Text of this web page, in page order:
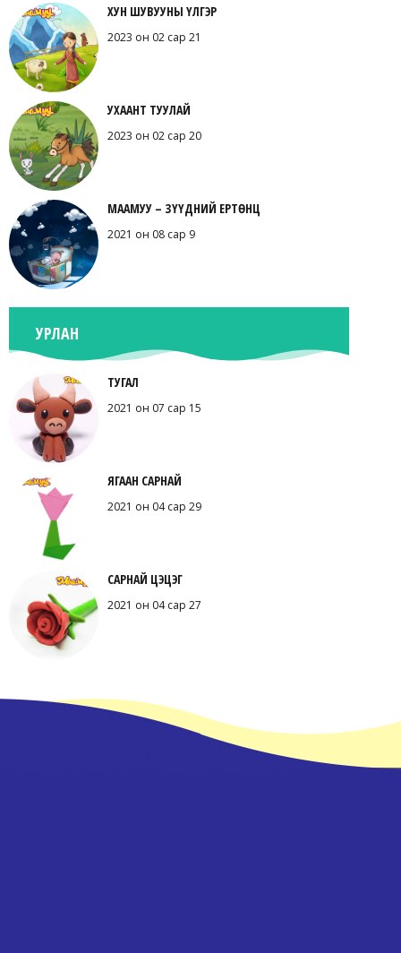
ХУН ШУВУУНЫ ҮЛГЭР
2023 он 02 сар 21
УХААНТ ТУУЛАЙ
2023 он 02 сар 20
МААМУУ – ЗҮҮДНИЙ ЕРТӨНЦ
2021 он 08 сар 9
УРЛАН
ТУГАЛ
2021 он 07 сар 15
ЯГААН САРНАЙ
2021 он 04 сар 29
САРНАЙ ЦЭЦЭГ
2021 он 04 сар 27